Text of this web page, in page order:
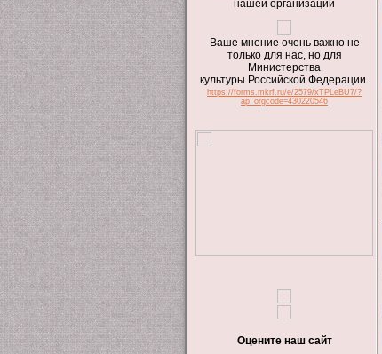
нашей организации
Ваше мнение очень важно не
только для нас, но для
Министерства
культуры Российской Федерации.
https://forms.mkrf.ru/e/2579/xTPLeBU7/?
ap_orgcode=430220546
Оцените наш сайт